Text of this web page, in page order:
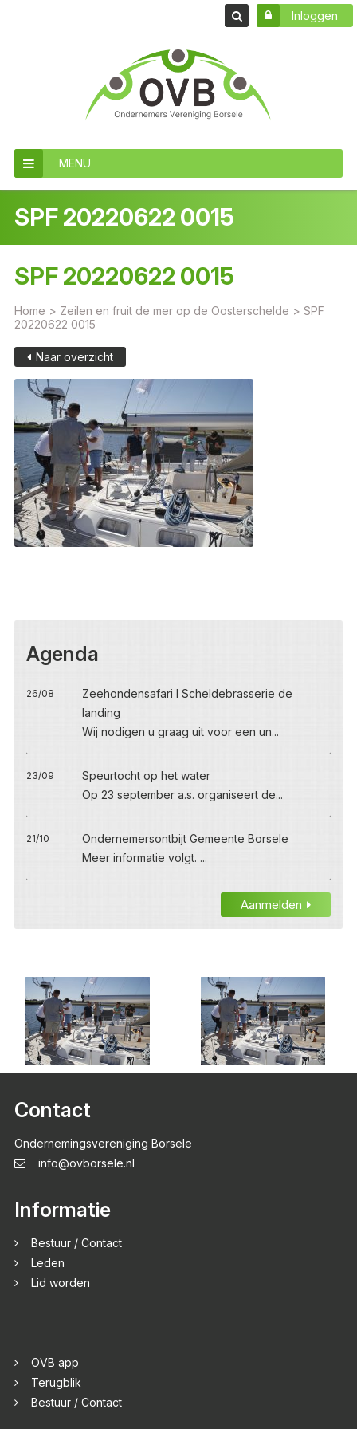
Inloggen
MENU
SPF 20220622 0015
SPF 20220622 0015
Home > Zeilen en fruit de mer op de Oosterschelde > SPF
20220622 0015
Naar overzicht
Agenda
26/08
Zeehondensafari I Scheldebrasserie de
landing
Wij nodigen u graag uit voor een un...
23/09
Speurtocht op het water
Op 23 september a.s. organiseert de...
21/10
Ondernemersontbijt Gemeente Borsele
Meer informatie volgt. ...
Aanmelden
Contact
Ondernemingsvereniging Borsele
info@ovborsele.nl
Informatie
Bestuur / Contact
Leden
Lid worden
OVB app
Terugblik
Bestuur / Contact